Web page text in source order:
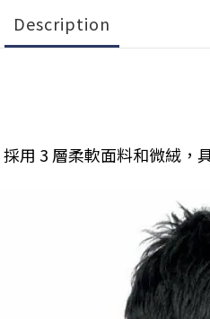
Description
用 3 層柔軟面料和微絨，